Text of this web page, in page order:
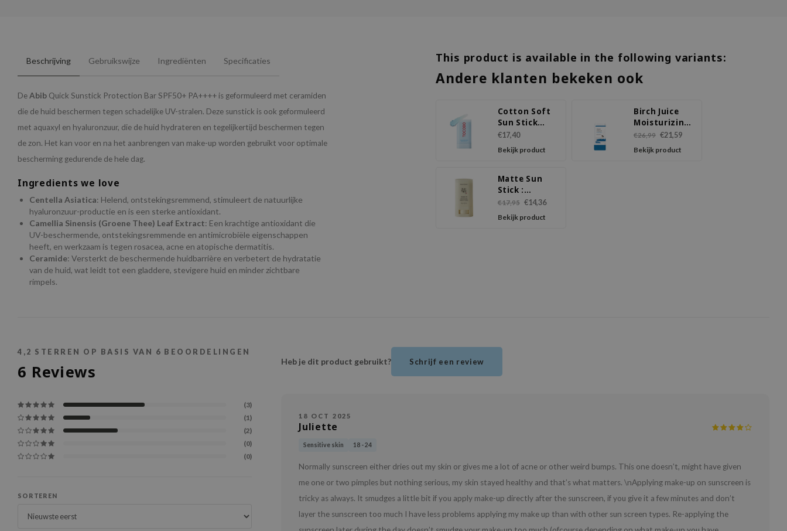
Beschrijving Gebruikswijze Ingrediënten Specificaties
DeAbib Quick Sunstick Protection Bar SPF50+ PA++++ is geformuleerd met ceramiden
die de huid beschermen tegen schadelijke UV-stralen. Deze sunstick is ook geformuleerd
met aquaxyl en hyaluronzuur, die de huid hydrateren en tegelijkertijd beschermen tegen
de zon. Het kan voor en na het aanbrengen van make-up worden gebruikt voor optimale
bescherming gedurende de hele dag.
Ingredients we love
Centella Asiatica: Helend, ontstekingsremmend, stimuleert de natuurlijke
hyaluronzuur-productie en is een sterke antioxidant.
Camellia Sinensis (Groene Thee) Leaf Extract: Een krachtige antioxidant die
UV-beschermende, ontstekingsremmende en antimicrobiële eigenschappen
heeft, en werkzaam is tegen rosacea, acne en atopische dermatitis.
Ceramide: Versterkt de beschermende huidbarrière en verbetert de hydratatie
van de huid, wat leidt tot een gladdere, stevigere huid en minder zichtbare
rimpels.
This product is available in the following variants:
Andere klanten bekeken ook
Cotton Soft
Sun Stick
SPF50+
PA++++
€17,40
Bekijk product
Birch Juice
Moisturizing
Sun Stick
€26,99 €21,59
Bekijk product
Matte Sun
Stick :
Mugwort +
Camelia
€17,95 €14,36
Bekijk product
4,2 STERREN OP BASIS VAN 6 BEOORDELINGEN
6 Reviews
(3)
(1)
(2)
(0)
(0)
SORTEREN
Heb je dit product gebruikt? Schrijf een review
18 OCT 2025
Juliette
Sensitive skin 18 - 24
Normally sunscreen either dries out my skin or gives me a lot of acne or other weird bumps. This one doesn’t, might have given
me one or two pimples but nothing serious, my skin stayed healthy and that’s what matters. \nApplying make-up on sunscreen is
tricky as always. It smudges a little bit if you apply make-up directly after the sunscreen, if you give it a few minutes and don’t
layer the sunscreen too much I have less problems applying my make up than with other sun screen types. Re-applying the